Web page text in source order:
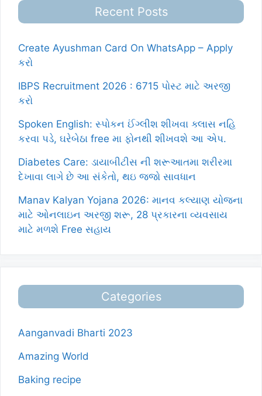
Recent Posts
Create Ayushman Card On WhatsApp – Apply
કરો
IBPS Recruitment 2026 : 6715 પોસ્ટ માટે અરજી
કરો
Spoken English: સ્પોકન ઈંગ્લીશ શીખવા ક્લાસ નહિ
કરવા પડે, ઘરેબેઠા free મા ફોનથી શીખવશે આ એપ.
Diabetes Care: ડાયાબીટીસ ની શરૂઆતમા શરીરમા
દેખાવા લાગે છે આ સંકેતો, થઇ જજો સાવધાન
Manav Kalyan Yojana 2026: માનવ કલ્યાણ યોજના
માટે ઓનલાઇન અરજી શરૂ, 28 પ્રકારના વ્યવસાય
માટે મળશે Free સહાય
Categories
Aanganvadi Bharti 2023
Amazing World
Baking recipe